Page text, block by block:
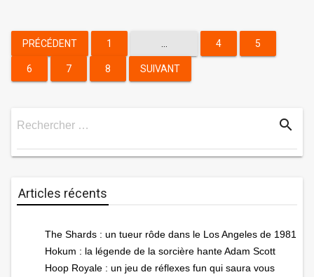
Pagination
des
PRÉCÉDENT 1 … 4 5
6 7 8 SUIVANT
Rechercher … search
Articles récents
The Shards : un tueur rôde dans le Los Angeles de 1981
Hokum : la légende de la sorcière hante Adam Scott
Hoop Royale : un jeu de réflexes fun qui saura vous